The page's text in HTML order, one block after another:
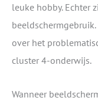
leuke hobby. Echter
over het
cluster 4-onderwijs.
Wanneer